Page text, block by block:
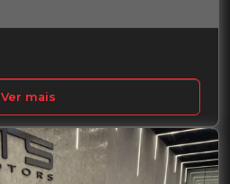
Ver mais